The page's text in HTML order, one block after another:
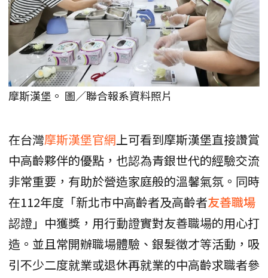
摩斯漢堡。 圖／聯合報系資料照片
在台灣摩斯漢堡官網 上可看到摩斯漢堡直接讚賞
中高齡夥伴的優點，也認為青銀世代的經驗交流
非常重要，有助於營造家庭般的溫馨氣氛。同時
在112年度「新北市中高齡者及高齡者友善職場
認證」中獲獎，用行動證實對友善職場的用心打
造。並且常開辦職場體驗、銀髮徵才等活動，吸
引不少二度就業或退休再就業的中高齡求職者參